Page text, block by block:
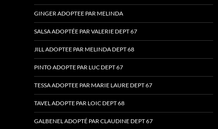
GINGER ADOPTEE PAR MELINDA
SALSA ADOPTÉE PAR VALERIE DEPT 67
JILL ADOPTEE PAR MELINDA DEPT 68
PINTO ADOPTE PAR LUC DEPT 67
TESSA ADOPTEE PAR MARIE LAURE DEPT 67
TAVEL ADOPTE PAR LOIC DEPT 68
GALBENEL ADOPTÉ PAR CLAUDINE DEPT 67